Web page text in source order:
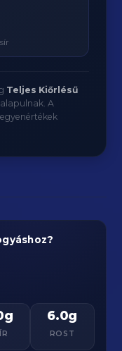
Teljes Kiőrlésű
alapulnak. A
6.0g
ROST